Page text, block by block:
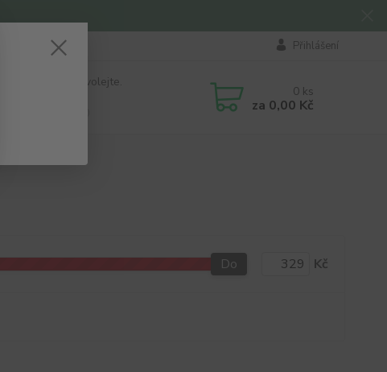
Přihlášení
Nevíte si rady? Zavolejte.
0 ks
za 0,00 Kč
Do Kč